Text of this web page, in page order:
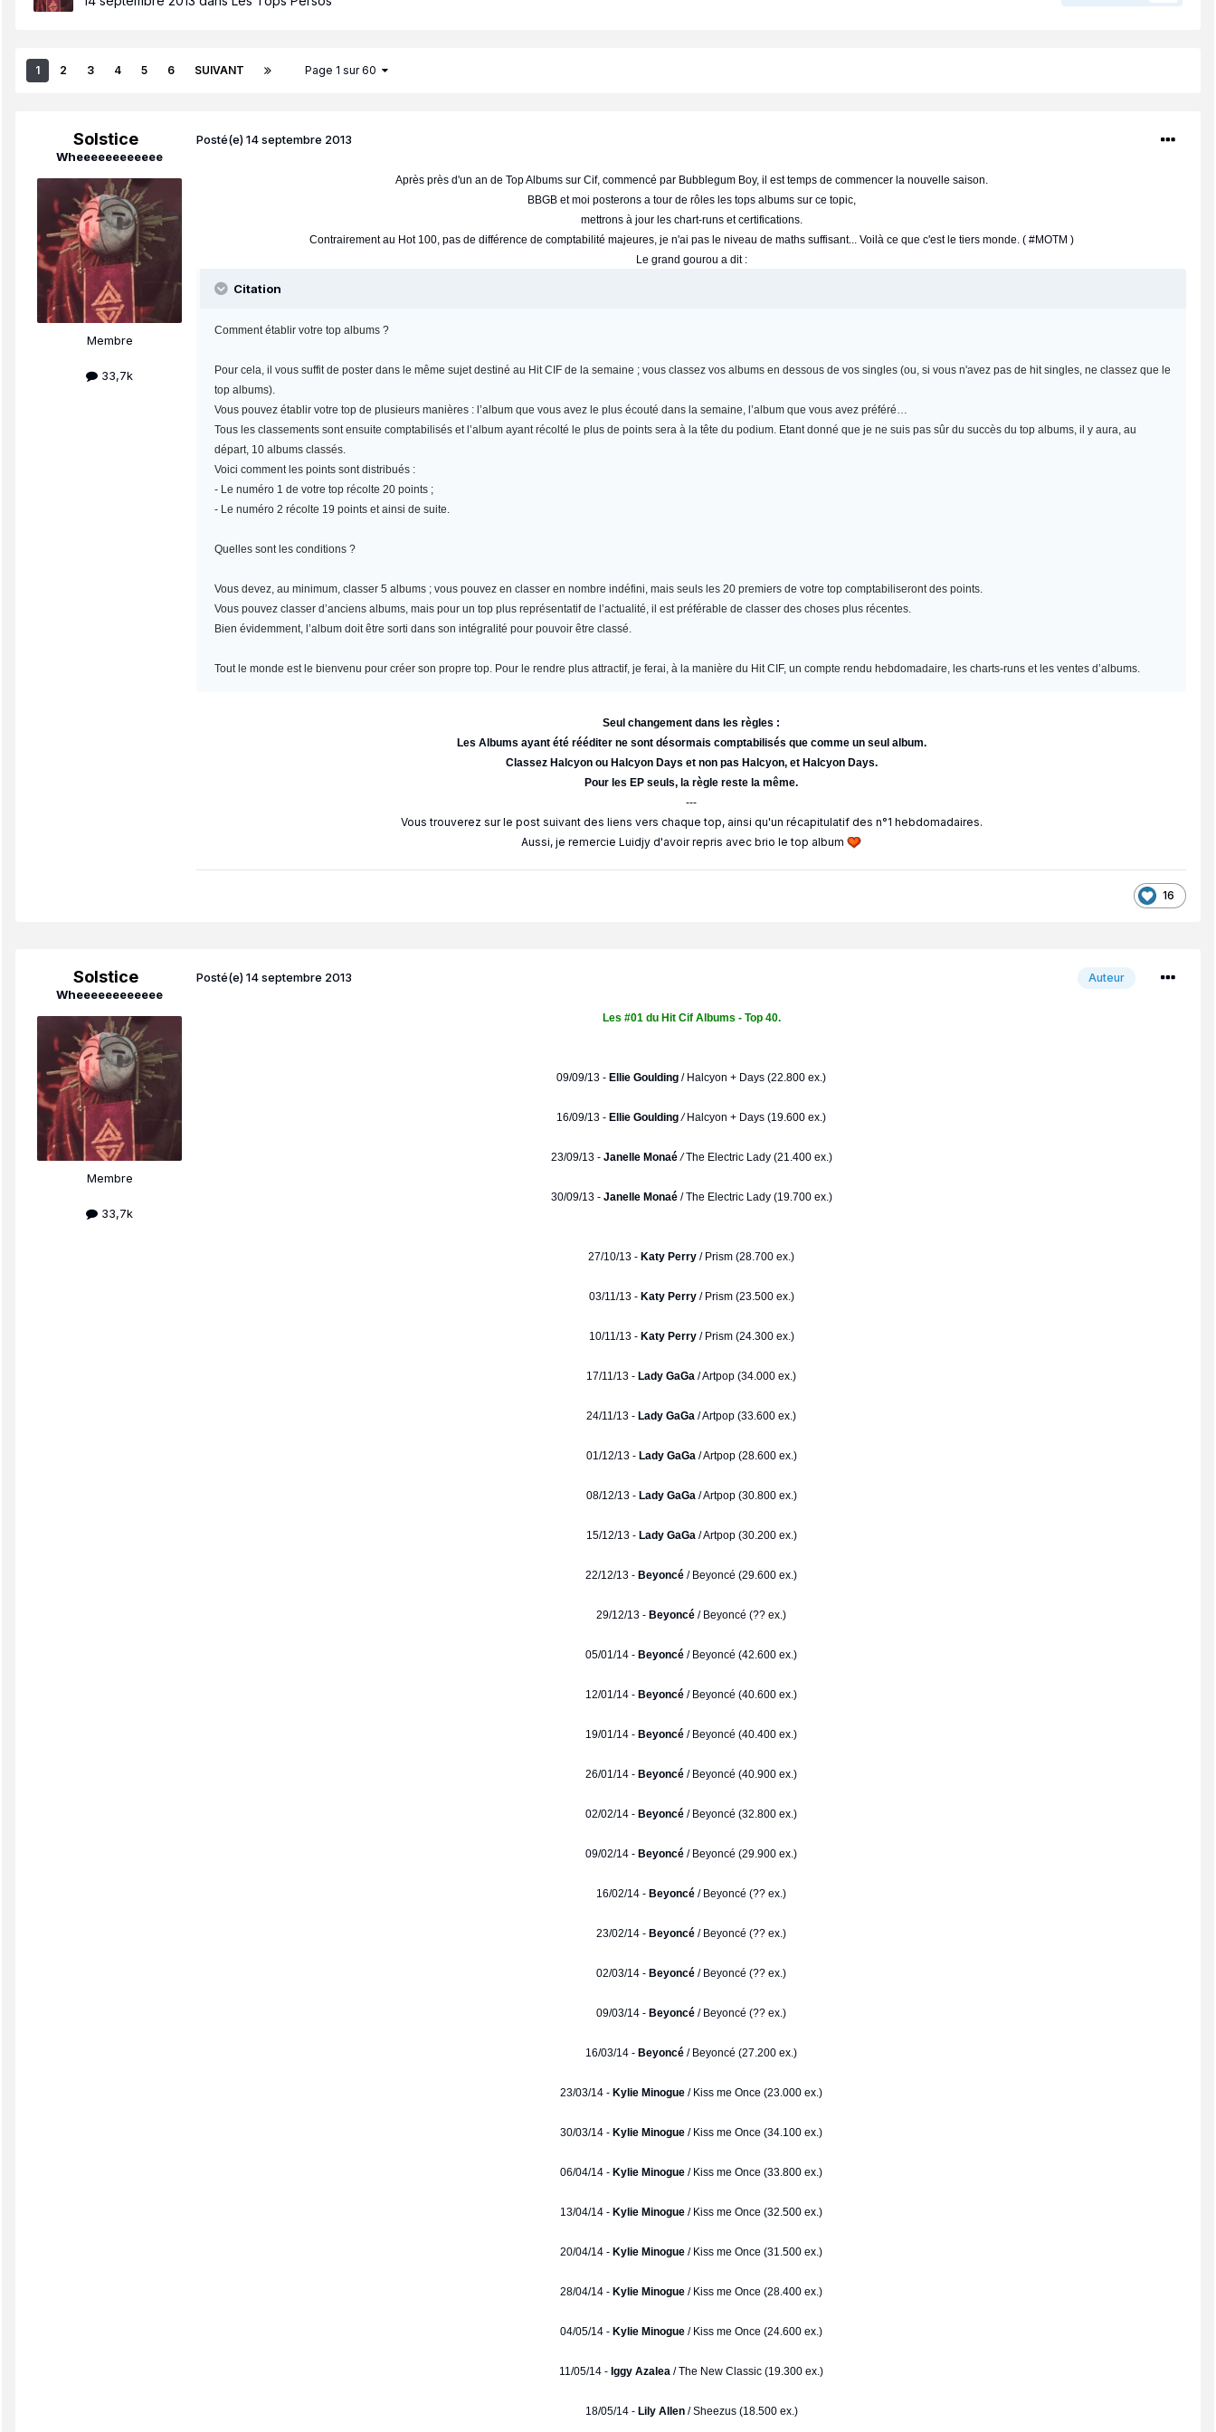
1 2 3 4 5 6 SUIVANT Page 1 sur 60
Solstice
Wheeeeeeeeeeee
Membre
33,7k
Posté(e)14 septembre 2013
Après près d'un an de Top Albums sur Cif, commencé par Bubblegum Boy, il est temps de commencer la nouvelle saison.
BBGB et moi posterons a tour de rôles les tops albums sur ce topic,
mettrons à jour les chart-runs et certifications.
Contrairement au Hot 100, pas de différence de comptabilité majeures, je n'ai pas le niveau de maths suffisant... Voilà ce que c'est le tiers monde. ( #MOTM )
Le grand gourou a dit :
Citation
Comment établir votre top albums ?
Pour cela, il vous suffit de poster dans le même sujet destiné au Hit CIF de la semaine ; vous classez vos albums en dessous de vos singles (ou, si vous n'avez pas de hit singles, ne classez que le
top albums).
Vous pouvez établir votre top de plusieurs manières : l’album que vous avez le plus écouté dans la semaine, l’album que vous avez préféré…
Tous les classements sont ensuite comptabilisés et l’album ayant récolté le plus de points sera à la tête du podium. Etant donné que je ne suis pas sûr du succès du top albums, il y aura, au
départ, 10 albums classés.
Voici comment les points sont distribués :
- Le numéro 1 de votre top récolte 20 points ;
- Le numéro 2 récolte 19 points et ainsi de suite.
Quelles sont les conditions ?
Vous devez, au minimum, classer 5 albums ; vous pouvez en classer en nombre indéfini, mais seuls les 20 premiers de votre top comptabiliseront des points.
Vous pouvez classer d’anciens albums, mais pour un top plus représentatif de l’actualité, il est préférable de classer des choses plus récentes.
Bien évidemment, l’album doit être sorti dans son intégralité pour pouvoir être classé.
Tout le monde est le bienvenu pour créer son propre top. Pour le rendre plus attractif, je ferai, à la manière du Hit CIF, un compte rendu hebdomadaire, les charts-runs et les ventes d’albums.
Seul changement dans les règles :
Les Albums ayant été rééditer ne sont désormais comptabilisés que comme un seul album.
Classez Halcyon ou Halcyon Days et non pas Halcyon, et Halcyon Days.
Pour les EP seuls, la règle reste la même.
---
Vous trouverez sur le post suivant des liens vers chaque top, ainsi qu'un récapitulatif des n°1 hebdomadaires.
Aussi, je remercie Luidjy d'avoir repris avec brio le top album
16
Solstice
Wheeeeeeeeeeee
Membre
33,7k
Auteur
Posté(e)14 septembre 2013
Les #01 du Hit Cif Albums - Top 40.
09/09/13 - Ellie Goulding / Halcyon + Days (22.800 ex.)
16/09/13 - Ellie Goulding /Halcyon + Days (19.600 ex.)
23/09/13 - Janelle Monaé /The Electric Lady (21.400 ex.)
30/09/13 - Janelle Monaé/ The Electric Lady (19.700 ex.)
27/10/13 - Katy Perry / Prism (28.700 ex.)
03/11/13 - Katy Perry/ Prism (23.500 ex.)
10/11/13 - Katy Perry/ Prism (24.300 ex.)
17/11/13 - Lady GaGa / Artpop (34.000 ex.)
24/11/13 - Lady GaGa / Artpop (33.600 ex.)
01/12/13 - Lady GaGa / Artpop (28.600 ex.)
08/12/13 - Lady GaGa / Artpop (30.800 ex.)
15/12/13 - Lady GaGa / Artpop (30.200 ex.)
22/12/13 - Beyoncé / Beyoncé (29.600 ex.)
29/12/13 - Beyoncé / Beyoncé (?? ex.)
05/01/14 - Beyoncé / Beyoncé (42.600 ex.)
12/01/14 - Beyoncé / Beyoncé (40.600 ex.)
19/01/14 - Beyoncé / Beyoncé (40.400 ex.)
26/01/14 - Beyoncé / Beyoncé (40.900 ex.)
02/02/14 - Beyoncé / Beyoncé (32.800 ex.)
09/02/14 - Beyoncé / Beyoncé (29.900 ex.)
16/02/14 - Beyoncé / Beyoncé (?? ex.)
23/02/14 - Beyoncé / Beyoncé (?? ex.)
02/03/14 - Beyoncé / Beyoncé (?? ex.)
09/03/14 - Beyoncé / Beyoncé (?? ex.)
16/03/14 - Beyoncé / Beyoncé (27.200 ex.)
23/03/14 - Kylie Minogue / Kiss me Once (23.000 ex.)
30/03/14 - Kylie Minogue / Kiss me Once (34.100 ex.)
06/04/14 - Kylie Minogue / Kiss me Once (33.800 ex.)
13/04/14 - Kylie Minogue / Kiss me Once (32.500 ex.)
20/04/14 - Kylie Minogue / Kiss me Once (31.500 ex.)
28/04/14 - Kylie Minogue / Kiss me Once (28.400 ex.)
04/05/14 - Kylie Minogue / Kiss me Once (24.600 ex.)
11/05/14 - Iggy Azalea / The New Classic (19.300 ex.)
18/05/14 - Lily Allen/ Sheezus (18.500 ex.)